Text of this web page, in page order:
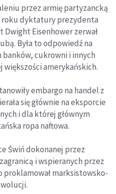
przez armię partyzancką
roku dyktatury prezydenta
Eisenhower zerwał
Była to odpowiedź na
banków, cukrowni i innych
amerykańskich.
embargo na handel z
się głównie na eksporcie
i dla której głównym
ropa naftowa.
Świń dokonanej przez
i wspieranych przez
proklamował marksistowsko-